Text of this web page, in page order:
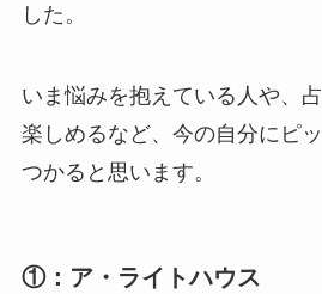
した。
いま悩みを抱えている人や、
楽しめるなど、今の自分にピ
つかると思います。
①：ア・ライトハウス